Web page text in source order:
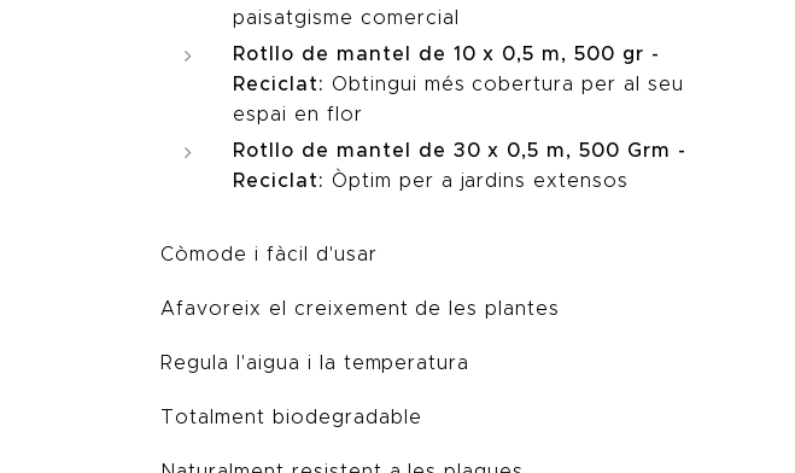
paisatgisme comercial
Rotllo de mantel de 10 x 0,5 m, 500 gr -
Reciclat: Obtingui més cobertura per al seu
espai en flor
Rotllo de mantel de 30 x 0,5 m, 500 Grm -
Reciclat: Òptim per a jardins extensos
Còmode i fàcil d'usar
Afavoreix el creixement de les plantes
Regula l'aigua i la temperatura
Totalment biodegradable